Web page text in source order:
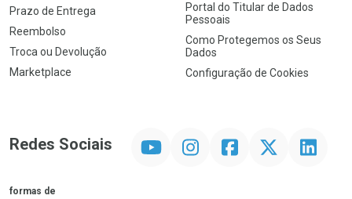
Prazo de Entrega
Reembolso
Troca ou Devolução
Marketplace
Portal do Titular de Dados
Pessoais
Como Protegemos os Seus
Dados
Configuração de Cookies
Redes Sociais InstagramFacebookTwitter Linkedin
formas de